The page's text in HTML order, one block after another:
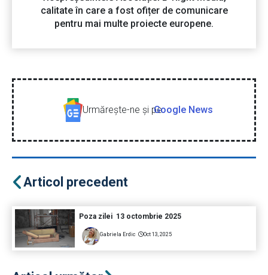
calitate în care a fost ofițer de comunicare
pentru mai multe proiecte europene.
Urmăreşte-ne şi peGoogle News
Articol precedent
Poza zilei 13 octombrie 2025
Gabriela Erdic Oct 13, 2025